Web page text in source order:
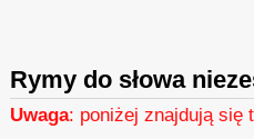
Rymy do słowa
Uwaga: poniżej znajdują się